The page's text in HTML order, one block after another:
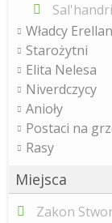
Władcy
Starożytni
Elita Nelesa
Niverdczycy
Anioły
Postaci na
Rasy
Miejsca
Zakon